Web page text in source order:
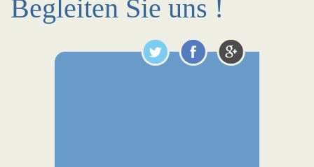
Begleiten Sie uns !